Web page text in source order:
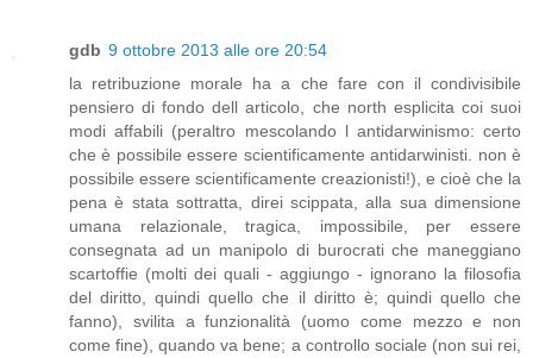
gdb 9 ottobre 2013 alle ore 20:54
la retribuzione morale ha a che fare con il condivisibile
pensiero di fondo dell articolo, che north esplicita coi suoi
modi affabili (peraltro mescolando l antidarwinismo: certo
che è possibile essere scientificamente antidarwinisti. non è
possibile essere scientificamente creazionisti!), e cioè che la
pena è stata sottratta, direi scippata, alla sua dimensione
umana relazionale, tragica, impossibile, per essere
consegnata ad un manipolo di burocrati che maneggiano
scartoffie (molti dei quali - aggiungo - ignorano la filosofia
del diritto, quindi quello che il diritto è; quindi quello che
fanno), svilita a funzionalità (uomo come mezzo e non
come fine), quando va bene; a controllo sociale (non sui rei,